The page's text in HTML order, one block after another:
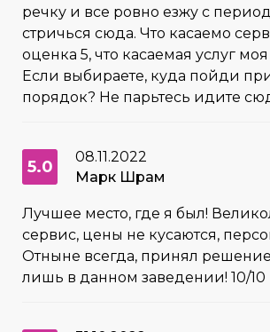
речку и все ровно езжу с
стричься сюда. Что касаемо
оценка 5, что касаемая услуг
Если выбираете, куда пойди
порядок? Не парьтесь идите
5.0
08.11.2022
Марк Шрам
Лучшее место, где я был!
сервис, цены не кусаются,
Отныне всегда, принял
лишь в данном заведении! 10/10